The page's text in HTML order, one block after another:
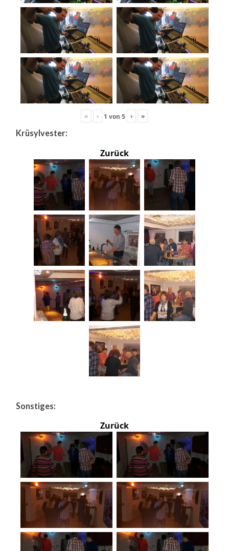
« ‹ 1 von 5 › »
Krüsylvester:
Zurück
Sonstiges:
Zurück